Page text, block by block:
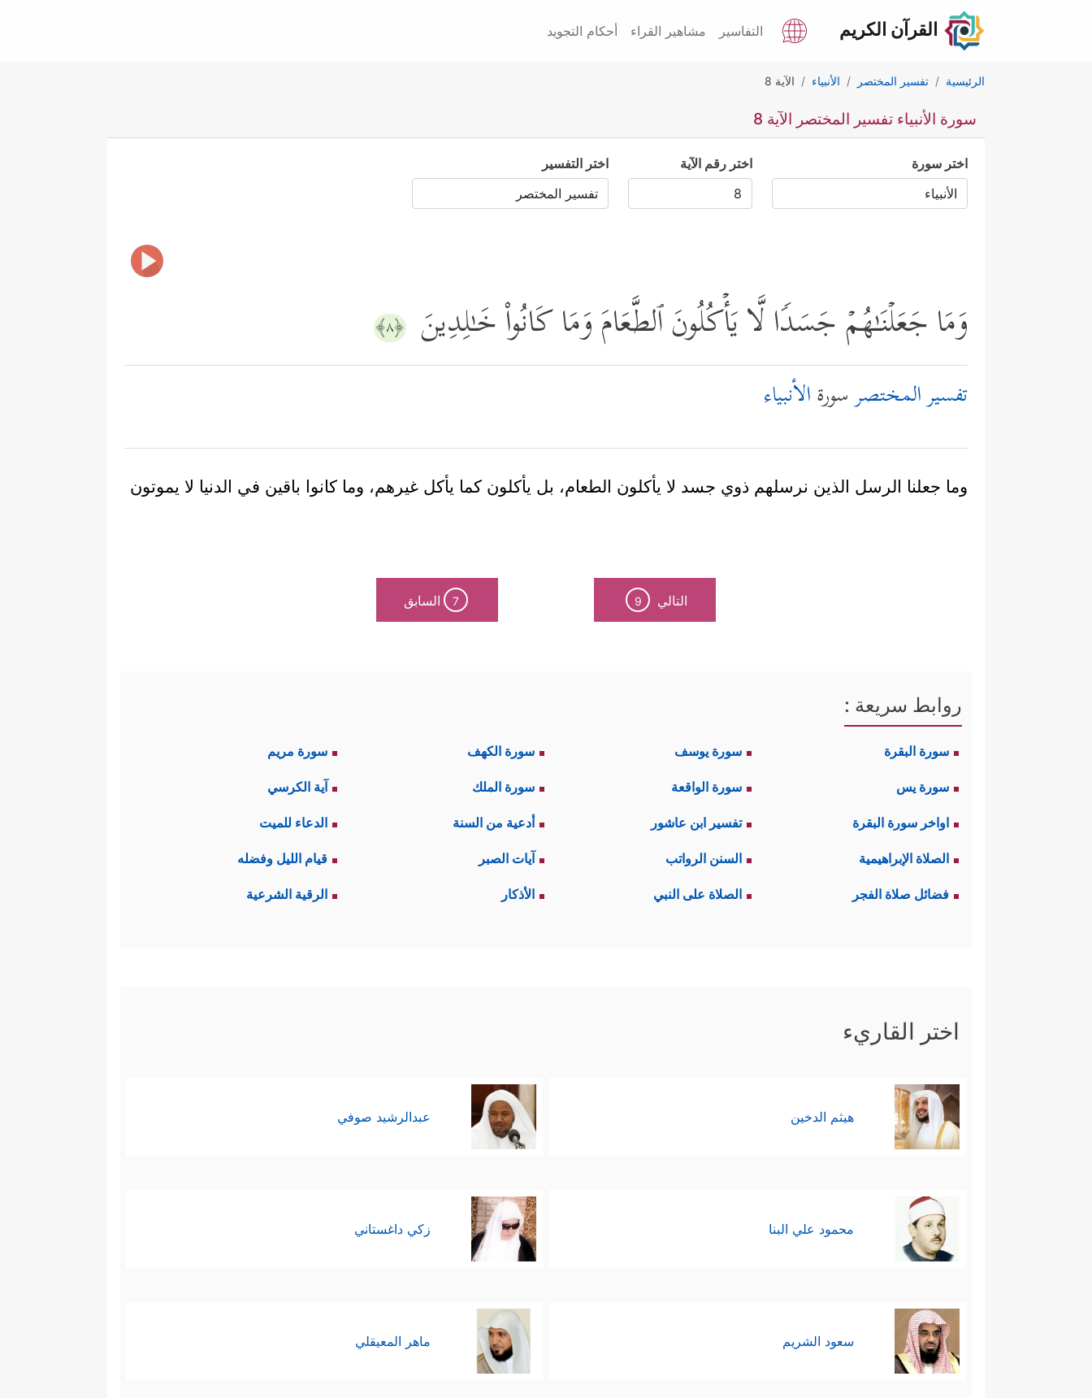
القرآن الكريم التفاسير مشاهير القراء أحكام التجويد
الرئيسية تفسير المختصر الأنبياء الآية 8
سورة الأنبياء تفسير المختصر الآية 8
اختر سورة اختر رقم الآية اختر التفسير
وَمَا جَعَلۡنَـٰهُمۡ جَسَدࣰا لَّا یَأۡكُلُونَ ٱلطَّعَامَ وَمَا كَانُواْ خَـٰلِدِینَ ﴿٨﴾
تفسير المختصرسورةالأنبياء
وما جعلنا الرسل الذين نرسلهم ذوي جسد لا يأكلون الطعام، بل يأكلون كما يأكل غيرهم، وما كانوا باقين في الدنيا لا يموتون
التالي 9
7 السابق
روابط سريعة :
سورة البقرة سورة يوسف سورة الكهف سورة مريم
سورة يس سورة الواقعة سورة الملك آية الكرسي
اواخر سورة البقرة تفسير ابن عاشور أدعية من السنة الدعاء للميت
الصلاة الإبراهيمية السنن الرواتب آيات الصبر قيام الليل وفضله
فضائل صلاة الفجر الصلاة على النبي الأذكار الرقية الشرعية
اختر القاريء
هيثم الدخين عبدالرشيد صوفي
محمود علي البنا زكي داغستاني
سعود الشريم ماهر المعيقلي